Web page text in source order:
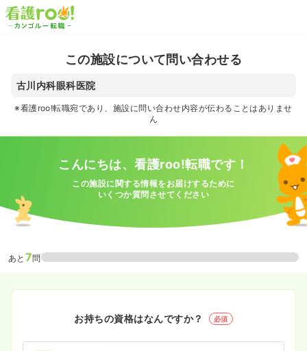
この施設について問い合わせる
古川内科眼科医院
※看護roo!転職宛であり、施設に問い合わせ内容が伝わることはありませ
ん
こんにちは、看護roo!転職です！
この施設に関する情報をお届けするために
いくつか質問させてください
あと 7問
お持ちの資格はなんですか？ 必須